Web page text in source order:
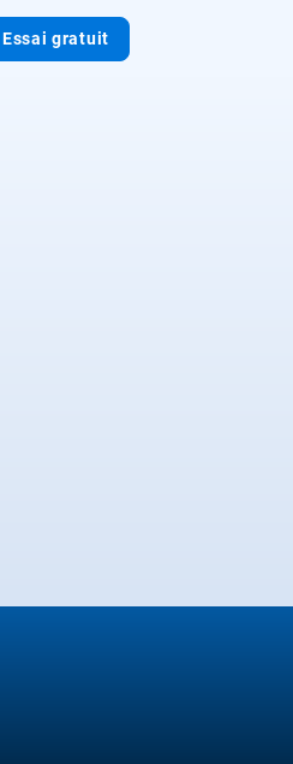
Essai gratuit